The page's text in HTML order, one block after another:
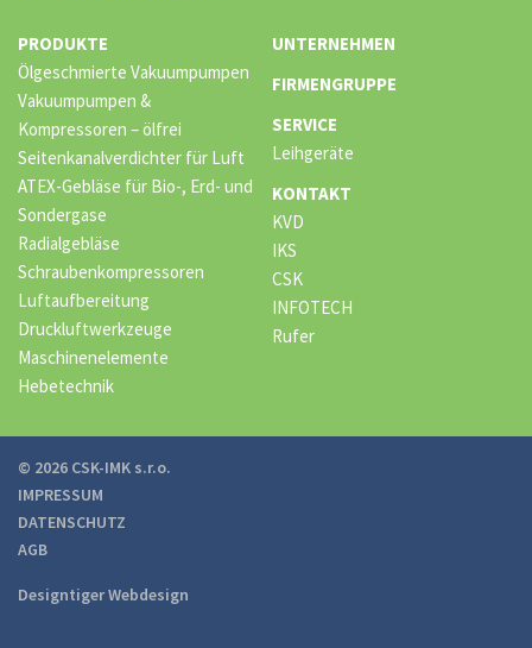
PRODUKTE
Ölgeschmierte Vakuumpumpen
Vakuumpumpen &
Kompressoren – ölfrei
Seitenkanalverdichter für Luft
ATEX-Gebläse für Bio-, Erd- und
Sondergase
Radialgebläse
Schraubenkompressoren
Luftaufbereitung
Druckluftwerkzeuge
Maschinenelemente
Hebetechnik
UNTERNEHMEN
FIRMENGRUPPE
SERVICE
Leihgeräte
KONTAKT
KVD
IKS
CSK
INFOTECH
Rufer
© 2026 CSK-IMK s.r.o.
IMPRESSUM
DATENSCHUTZ
AGB
Designtiger Webdesign